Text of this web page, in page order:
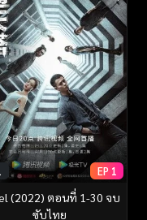
EP 1
(2022) ตอนที่ 1-30 จบ
ซับไทย